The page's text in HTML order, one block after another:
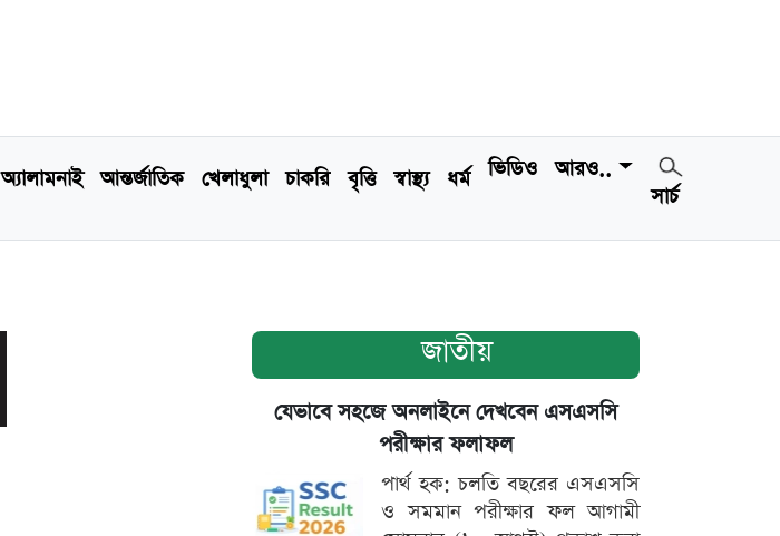
অ্যালামনাই আন্তর্জাতিক খেলাধুলা চাকরি বৃত্তি স্বাস্থ্য ধর্ম ভিডিও
আরও..
সার্চ
জাতীয়
যেভাবে সহজে অনলাইনে দেখবেন এসএসসি
পরীক্ষার ফলাফল
পার্থ হক: চলতি বছরের এসএসসি
ও সমমান পরীক্ষার ফল আগামী